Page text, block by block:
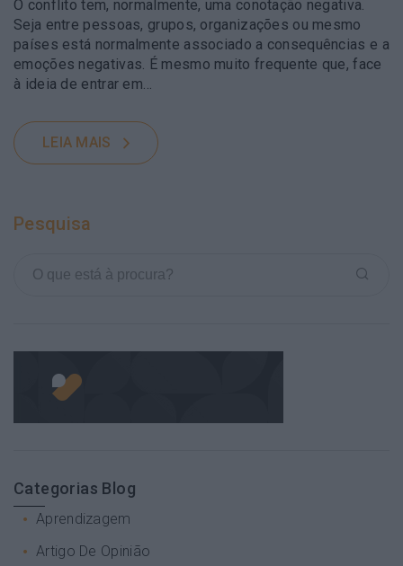
O conflito tem, normalmente, uma conotação negativa.
Seja entre pessoas, grupos, organizações ou mesmo
países está normalmente associado a consequências e a
emoções negativas. É mesmo muito frequente que, face
à ideia de entrar em…
LEIA MAIS
Pesquisa
Categorias Blog
Aprendizagem
Artigo De Opinião